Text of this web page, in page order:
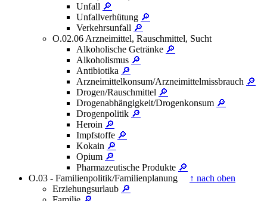
Unfall 🔎
Unfallverhütung 🔎
Verkehrsunfall 🔎
O.02.06 Arzneimittel, Rauschmittel, Sucht
Alkoholische Getränke 🔎
Alkoholismus 🔎
Antibiotika 🔎
Arzneimittelkonsum/Arzneimittelmissbrauch 🔎
Drogen/Rauschmittel 🔎
Drogenabhängigkeit/Drogenkonsum 🔎
Drogenpolitik 🔎
Heroin 🔎
Impfstoffe 🔎
Kokain 🔎
Opium 🔎
Pharmazeutische Produkte 🔎
O.03 - Familienpolitik/Familienplanung
↑ nach oben
Erziehungsurlaub 🔎